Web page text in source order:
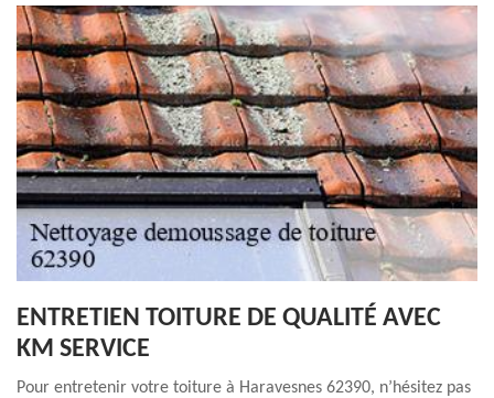
ENTRETIEN TOITURE DE QUALITÉ AVEC
KM SERVICE
Pour entretenir votre toiture à Haravesnes 62390, n’hésitez pas